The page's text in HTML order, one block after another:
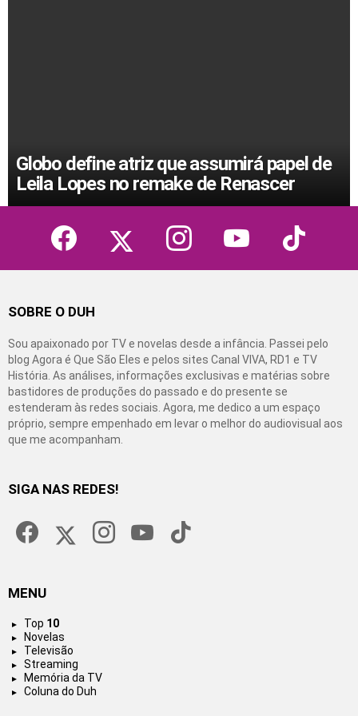
Globo define atriz que assumirá papel de
Leila Lopes no remake de Renascer
facebook instagram youtube tiktok
SOBRE O DUH
Sou apaixonado por TV e novelas desde a infância. Passei pelo
blog Agora é Que São Eles e pelos sites Canal VIVA, RD1 e TV
História. As análises, informações exclusivas e matérias sobre
bastidores de produções do passado e do presente se
estenderam às redes sociais. Agora, me dedico a um espaço
próprio, sempre empenhado em levar o melhor do audiovisual aos
que me acompanham.
SIGA NAS REDES!
MENU
Top 10
Novelas
Televisão
Streaming
Memória da TV
Coluna do Duh